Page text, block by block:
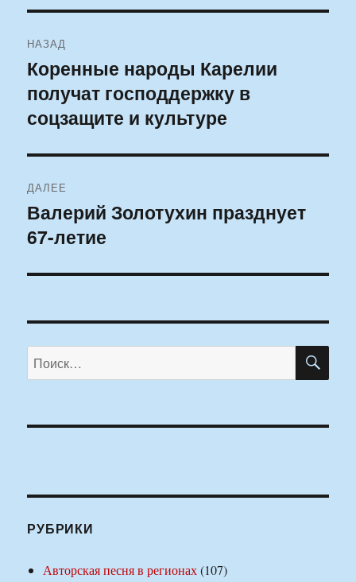
по
записям
НАЗАД
Предыдущая
запись:
Коренные народы Карелии
получат господдержку в
соцзащите и культуре
ДАЛЕЕ
Следующая
запись:
Валерий Золотухин празднует
67-летие
Искать:
РУБРИКИ
Авторская песня в регионах(107)